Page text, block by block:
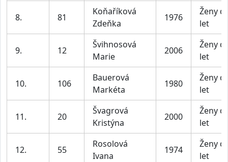
8. 81
Koňaříková
Zdeňka
1976
Ženy
let
9. 12
Švihnosová
Marie
2006
Ženy
let
10. 106
Bauerová
Markéta
1980
Ženy
let
11. 20
Švagrová
Kristýna
2000
Ženy
let
12. 55
Rosolová
Ivana
1974
Ženy
let